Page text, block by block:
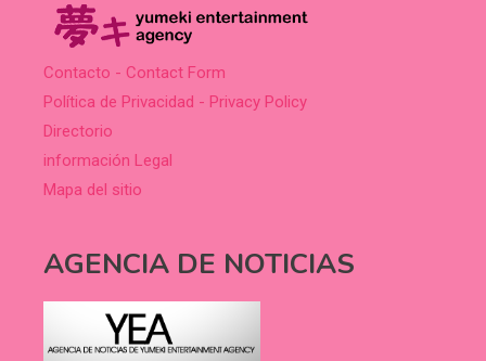
Contacto - Contact Form
Política de Privacidad - Privacy Policy
Directorio
información Legal
Mapa del sitio
AGENCIA DE NOTICIAS